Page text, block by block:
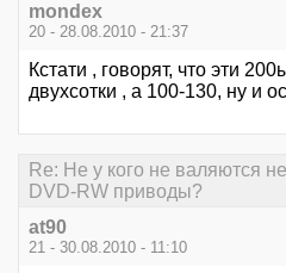
mondex
20 - 28.08.2010 - 21:37
Кстати , говорят, что эти
двухсотки , а 100-130, ну и
Re: Не у кого не валяются
DVD-RW приводы?
at90
21 - 30.08.2010 - 11:10